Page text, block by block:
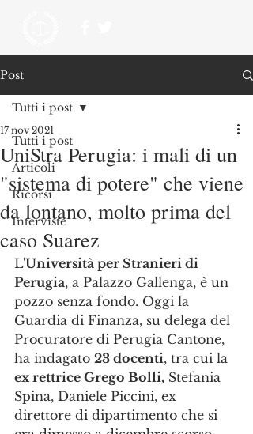
Post
Tutti i post
Articoli
Ricorsi
Interviste
Tutti i post
UniStra Perugia: i mali di un
"sistema di potere" che viene
da lontano, molto prima del
caso Suarez
17 nov 2021
L'Università per Stranieri di
Perugia, a Palazzo Gallenga, è un
pozzo senza fondo. Oggi la
Guardia di Finanza, su delega del
Procuratore di Perugia Cantone,
ha indagato 23 docenti, tra cui la
ex rettrice Grego Bolli, Stefania
Spina, Daniele Piccini, ex
direttore di dipartimento che si